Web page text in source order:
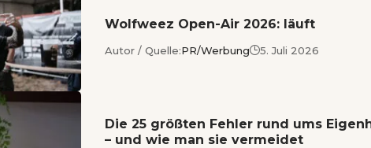
Wolfweez Open-Air 2026: läuft
Autor / Quelle:PR/Werbung 5. Juli 2026
Die 25 größten Fehler rund ums
– und wie man sie vermeidet